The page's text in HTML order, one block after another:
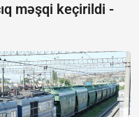
məşqi keçirildi -